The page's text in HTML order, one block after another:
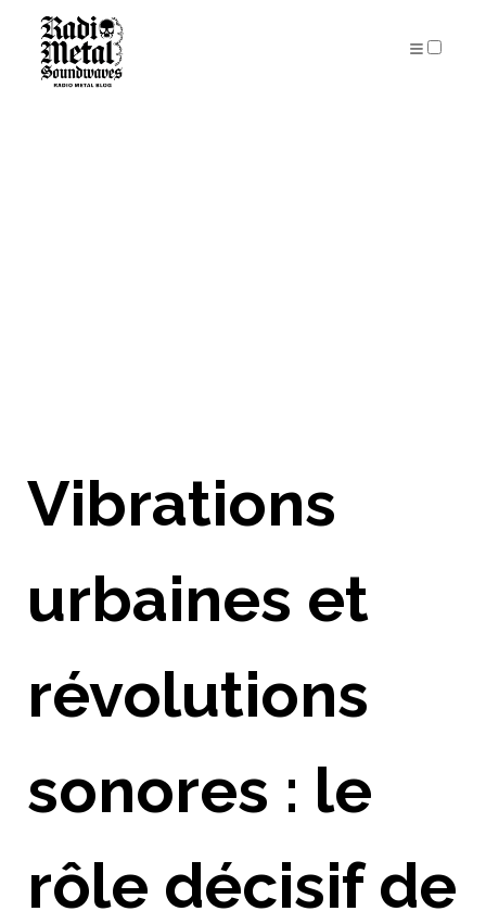
Vibrations
urbaines et
révolutions
sonores : le
rôle décisif de